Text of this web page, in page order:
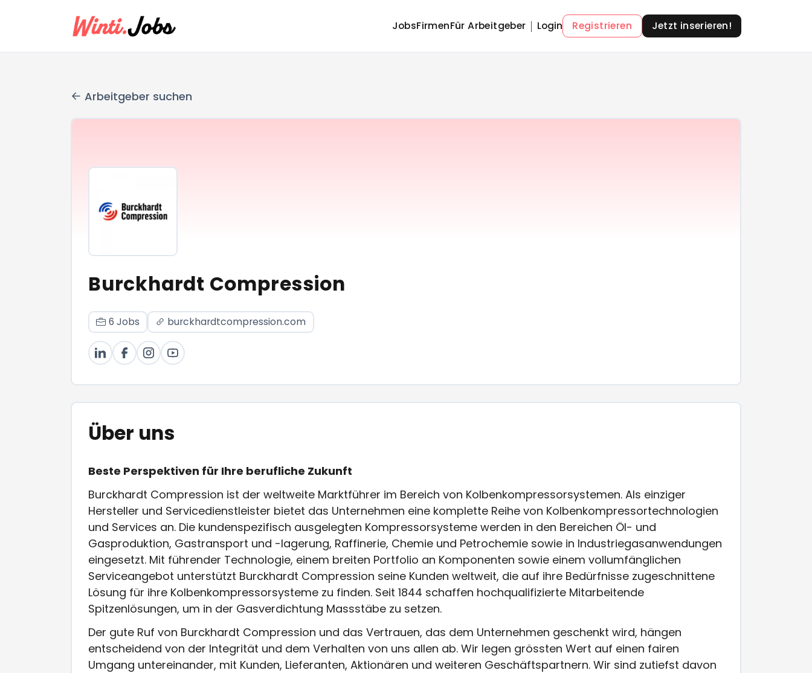
JobsFirmenFür Arbeitgeber Login Registrieren Jetzt inserieren!
Arbeitgeber suchen
Burckhardt Compression
6 Jobs burckhardtcompression.com
Über uns
Beste Perspektiven für Ihre berufliche Zukunft
Burckhardt Compression ist der weltweite Marktführer im Bereich von Kolbenkompressorsystemen. Als einziger
Hersteller und Servicedienstleister bietet das Unternehmen eine komplette Reihe von Kolbenkompressortechnologien
und Services an. Die kundenspezifisch ausgelegten Kompressorsysteme werden in den Bereichen Öl- und
Gasproduktion, Gastransport und -lagerung, Raffinerie, Chemie und Petrochemie sowie in Industriegasanwendungen
eingesetzt. Mit führender Technologie, einem breiten Portfolio an Komponenten sowie einem vollumfänglichen
Serviceangebot unterstützt Burckhardt Compression seine Kunden weltweit, die auf ihre Bedürfnisse zugeschnittene
Lösung für ihre Kolbenkompressorsysteme zu finden. Seit 1844 schaffen hochqualifizierte Mitarbeitende
Spitzenlösungen, um in der Gasverdichtung Massstäbe zu setzen.
Der gute Ruf von Burckhardt Compression und das Vertrauen, das dem Unternehmen geschenkt wird, hängen
entscheidend von der Integrität und dem Verhalten von uns allen ab. Wir legen grössten Wert auf einen fairen
Umgang untereinander, mit Kunden, Lieferanten, Aktionären und weiteren Geschäftspartnern. Wir sind zutiefst davon